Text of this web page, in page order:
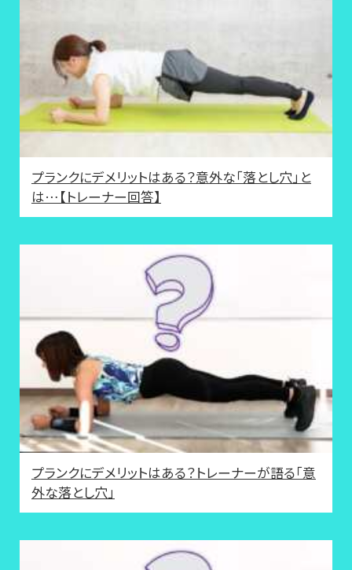
プランクにデメリットはある？意外な「落とし穴」と
は…【トレーナー回答】
プランクにデメリットはある？トレーナーが語る「意
外な落とし穴」